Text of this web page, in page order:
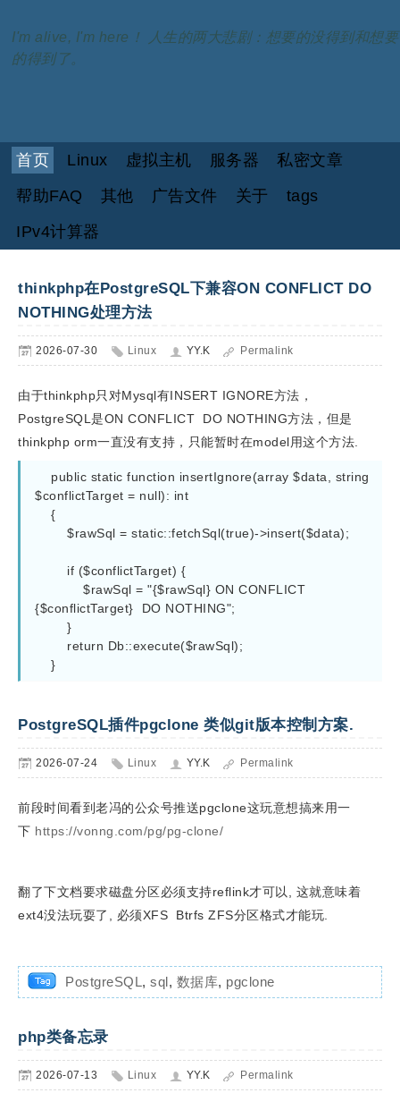
I'm alive, I'm here！ 人生的两大悲剧：想要的没得到和想要
的得到了。
首页 Linux 虚拟主机 服务器
私密文章
帮助FAQ
其他 广告文件 关于
tags
IPv4计算器
thinkphp在PostgreSQL下兼容ON CONFLICT DO
NOTHING处理方法
2026-07-30 Linux YY.K Permalink
由于thinkphp只对Mysql有INSERT IGNORE方法，
PostgreSQL是ON CONFLICT DO NOTHING方法，但是
thinkphp orm一直没有支持，只能暂时在model用这个方法.
$conflictTarget = null): int
{$conflictTarget}  DO NOTHING";
    }
PostgreSQL插件pgclone 类似git版本控制方案.
2026-07-24 Linux YY.K Permalink
前段时间看到老冯的公众号推送pgclone这玩意想搞来用一
下 https://vonng.com/pg/pg-clone/
翻了下文档要求磁盘分区必须支持reflink才可以, 这就意味着
ext4没法玩耍了, 必须XFS Btrfs ZFS分区格式才能玩.
PostgreSQL , sql, 数据库, pgclone
php类备忘录
2026-07-13 Linux YY.K Permalink